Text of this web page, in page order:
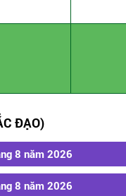
ĐẠO)
8 năm 2026
8 năm 2026